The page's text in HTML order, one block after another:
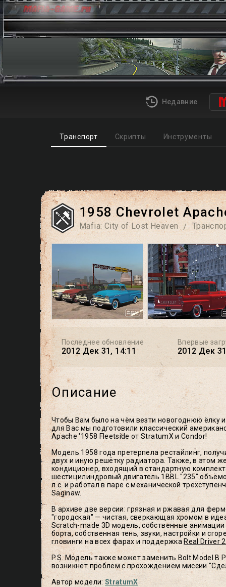
Недавние
Транспорт Скрипты Инструменты
1958 Chevrolet
Mafia: City of Lost Heaven
Последнее обновление
2012 Дек 31, 14:11
Впервые
2012 Дек
Описание
Чтобы Вам было на чём везти новогоднюю ёлку
для Вас мы подготовили классический
Apache '1958 Fleetside от StratumX и Condor!
Модель 1958 года претерпела рестайлинг,
двух и иную решётку радиатора. Также, в этом
кондиционер, входящий в стандартную
шестицилиндровый двигатель 1BBL "235"
л.с. и работал в паре с механической
Saginaw.
В архиве две версии: грязная и ржавая для
"городская" — чистая, сверкающая хромом в
Scratch-made 3D модель, собственные
борта, собственная тень, звуки, настройки и
гловинги на всех фарах и поддержка Real Driver
P.S. Модель также может заменить Bolt Model B
возникнет проблем с прохождением миссии
Автор модели:StratumX